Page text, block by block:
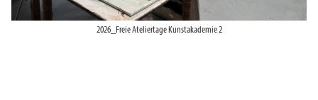
2026_Freie Ateliertage Kunstakademie 2